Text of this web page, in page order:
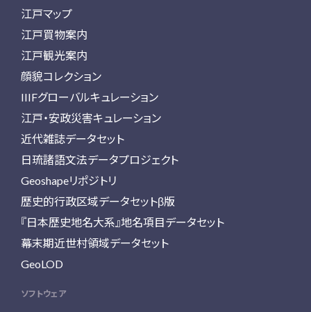
江戸マップ
江戸買物案内
江戸観光案内
顔貌コレクション
IIIFグローバルキュレーション
江戸・安政災害キュレーション
近代雑誌データセット
日琉諸語文法データプロジェクト
Geoshapeリポジトリ
歴史的行政区域データセットβ版
『日本歴史地名大系』地名項目データセット
幕末期近世村領域データセット
GeoLOD
ソフトウェア